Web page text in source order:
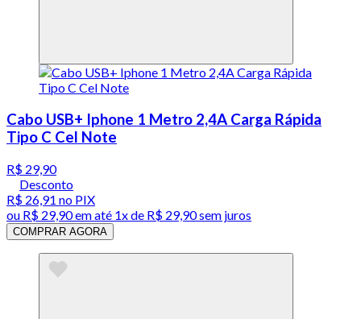
Cabo USB+ Iphone 1 Metro 2,4A Carga Rápida
Tipo C Cel Note
R$ 29,90
Desconto
R$ 26,91 no PIX
ou R$ 29,90em até 1x de R$ 29,90sem juros
COMPRAR AGORA